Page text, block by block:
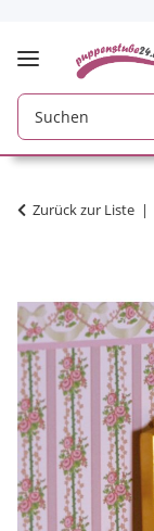
Zurück zur Liste